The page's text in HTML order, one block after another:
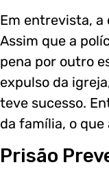
Em entrevista, a
Assim que a
pena por outro
expulso da
teve sucesso.
da família, o
Prisão